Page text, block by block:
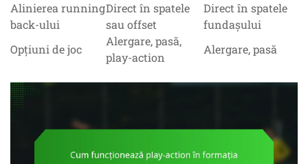
Alinierea running
back-ului
Direct în spatele
sau offset
Direct în spatele
fundașului
Opțiuni de joc
Alergare, pasă,
play-action
Alergare, pasă